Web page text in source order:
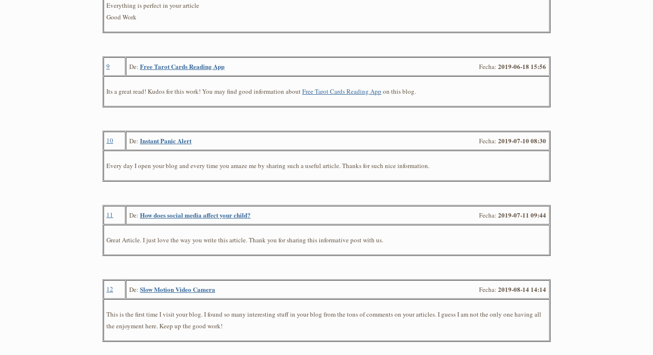
Everything is perfect in your article
Good Work
9 De: Free Tarot Cards Reading App Fecha: 2019-06-18 15:56
Its a great read! Kudos for this work! You may find good information aboutFree Tarot Cards Reading App on this blog.
10 De: Instant Panic Alert Fecha: 2019-07-10 08:30
Every day I open your blog and every time you amaze me by sharing such a useful article. Thanks for such nice information.
11 De: How does social media affect your child? Fecha: 2019-07-11 09:44
Great Article. I just love the way you write this article. Thank you for sharing this informative post with us.
12 De: Slow Motion Video Camera Fecha: 2019-08-14 14:14
This is the first time I visit your blog. I found so many interesting stuff in your blog from the tons of comments on your articles. I guess I am not the only one having all
the enjoyment here. Keep up the good work!